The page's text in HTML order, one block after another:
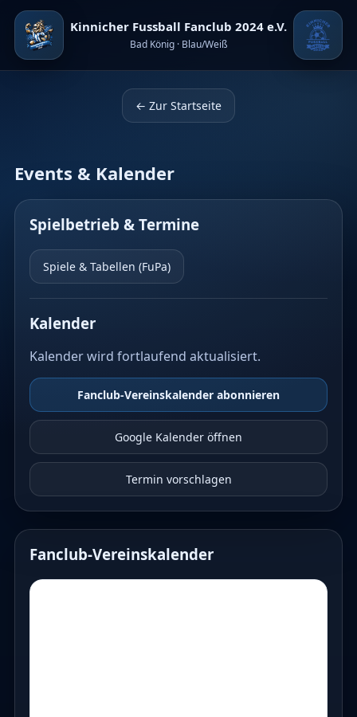
Kinnicher Fussball Fanclub 2024 e.V.
Bad König · Blau/Weiß
← Zur Startseite
Events & Kalender
Spielbetrieb & Termine
Spiele & Tabellen (FuPa)
Kalender
Kalender wird fortlaufend aktualisiert.
Fanclub-Vereinskalender abonnieren
Google Kalender öffnen
Termin vorschlagen
Fanclub-Vereinskalender